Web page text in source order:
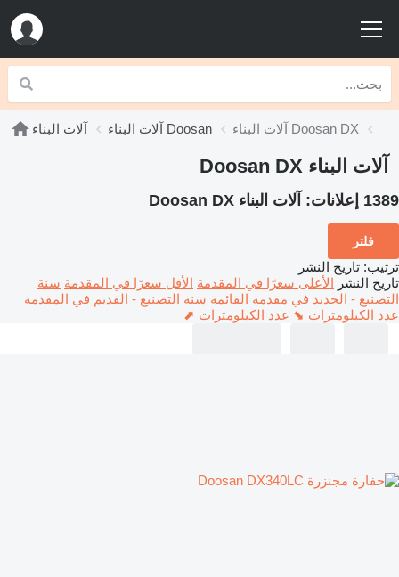
آلات البناء آلات البناء Doosan آلات البناء Doosan DX
آلات البناء Doosan DX
1389 إعلانات: آلات البناء Doosan DX
فلتر
ترتيب: تاريخ النشر
تاريخ النشر الأعلى سعرًا في المقدمة الأقل سعرًا في المقدمة سنة
التصنيع - الجديد في مقدمة القائمة سنة التصنيع - القديم في المقدمة
عدد الكيلومترات ⬊ عدد الكيلومترات ⬈